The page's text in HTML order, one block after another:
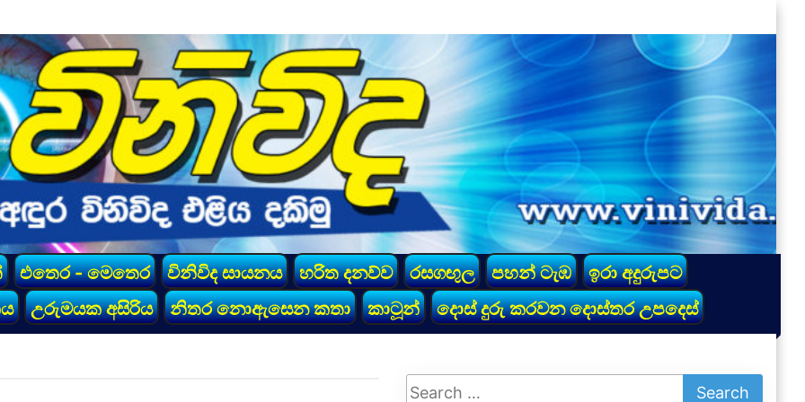
එතෙර - මෙතෙර විනිවිද සායනය හරිත දනව්ව රසගඟුල පහන් ටැඹ
ඉරා අදුරුපට
උරුමයක අසිරිය නිතර නොඇසෙන කතා කාටූන් දොස් දුරු කරවන දොස්තර උපදෙස්